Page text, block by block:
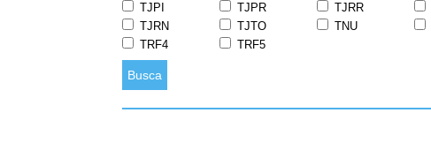
TJPI
TJPR TJRR
TJRN
TJTO TNU
TRF4
TRF5
Busca